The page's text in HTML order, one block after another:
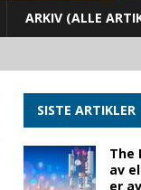
ARKIV (ALLE
SISTE ARTIKLER
The
av
er